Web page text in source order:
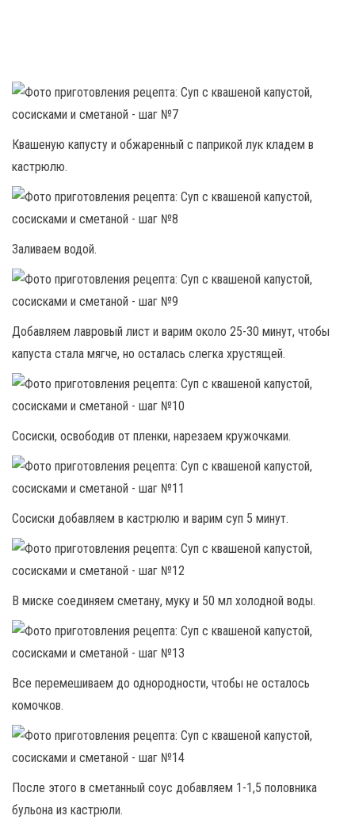
Квашеную капусту и обжаренный с паприкой лук кладем в
кастрюлю.
Заливаем водой.
Добавляем лавровый лист и варим около 25-30 минут, чтобы
капуста стала мягче, но осталась слегка хрустящей.
Сосиски, освободив от пленки, нарезаем кружочками.
Сосиски добавляем в кастрюлю и варим суп 5 минут.
В миске соединяем сметану, муку и 50 мл холодной воды.
Все перемешиваем до однородности, чтобы не осталось
комочков.
После этого в сметанный соус добавляем 1-1,5 половника
бульона из кастрюли.